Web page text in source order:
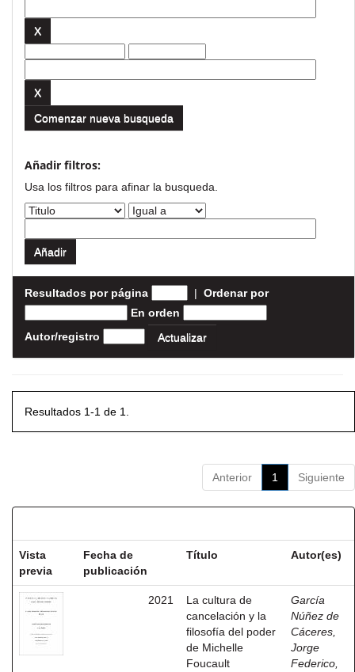
Comenzar nueva busqueda
Añadir filtros:
Usa los filtros para afinar la busqueda.
Resultados por página | Ordenar por
En orden
Autor/registro
Resultados 1-1 de 1.
Anterior 1 Siguiente
Vista
previa
Fecha de
publicación
Título Autor(es)
2021
La cultura de
cancelación y la
filosofía del poder
de Michelle
Foucault
García
Núñez de
Cáceres,
Jorge
Federico,